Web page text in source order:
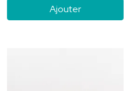
Ajouter